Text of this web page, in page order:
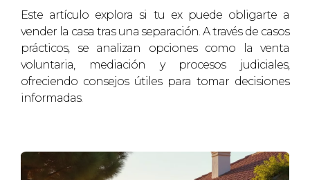
listos, incluyendo la escritura y certificados
energéticos.
Si quieres profundizar más sobre cómo vender tu
piso en Constantí, soy Laia Fuster, vecina de
contactarme al +34628301146. Te ayudaré a tomar
las mejores decisiones.
Este artículo explora si tu ex puede obligarte a
vender la casa tras una separación. A través de casos
prácticos, se analizan opciones como la venta
voluntaria, mediación y procesos judiciales,
ofreciendo consejos útiles para tomar decisiones
informadas.